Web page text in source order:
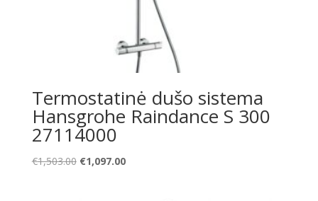
Termostatinė dušo sistema
Hansgrohe Raindance S 300
27114000
€1,503.00 Original
€1,097.00Current